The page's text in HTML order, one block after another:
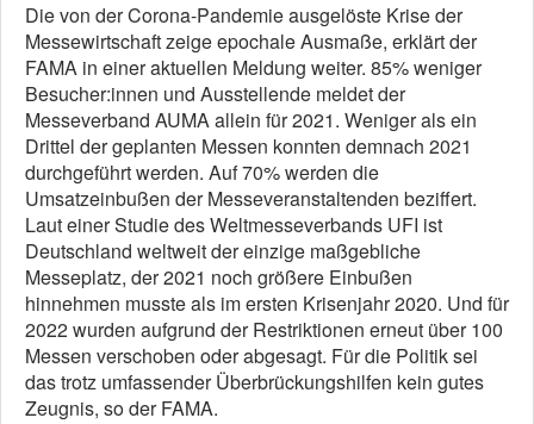
Die von der Corona-Pandemie ausgelöste Krise der
Messewirtschaft zeige epochale Ausmaße, erklärt der
FAMA in einer aktuellen Meldung weiter. 85% weniger
Besucher:innen und Ausstellende meldet der
Messeverband AUMA allein für 2021. Weniger als ein
Drittel der geplanten Messen konnten demnach 2021
durchgeführt werden. Auf 70% werden die
Umsatzeinbußen der Messeveranstaltenden beziffert.
Laut einer Studie des Weltmesseverbands UFI ist
Deutschland weltweit der einzige maßgebliche
Messeplatz, der 2021 noch größere Einbußen
hinnehmen musste als im ersten Krisenjahr 2020. Und für
2022 wurden aufgrund der Restriktionen erneut über 100
Messen verschoben oder abgesagt. Für die Politik sei
das trotz umfassender Überbrückungshilfen kein gutes
Zeugnis, so der FAMA.